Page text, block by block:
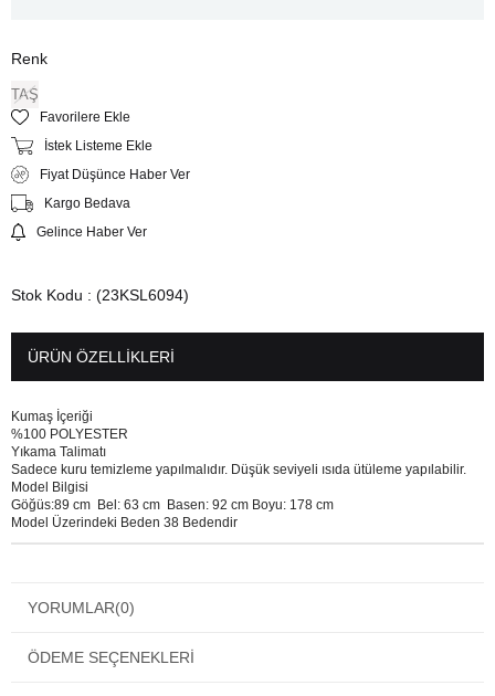
Renk
TAŞ
Favorilere Ekle
İstek Listeme Ekle
Fiyat Düşünce Haber Ver
Kargo Bedava
Gelince Haber Ver
Stok Kodu (23KSL6094)
ÜRÜN ÖZELLIKLERI
Kumaş İçeriği
%100 POLYESTER
Yıkama Talimatı
Sadece kuru temizleme yapılmalıdır. Düşük seviyeli ısıda ütüleme yapılabilir.
Model Bilgisi
Göğüs:89 cm Bel: 63 cm Basen: 92 cm Boyu: 178 cm
Model Üzerindeki Beden 38 Bedendir
YORUMLAR(0)
ÖDEME SEÇENEKLERI